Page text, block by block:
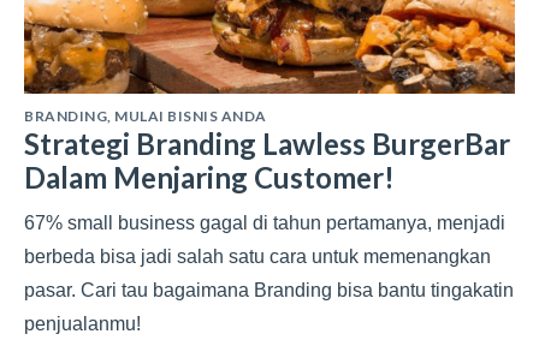
BRANDING, MULAI BISNIS ANDA
Strategi Branding Lawless BurgerBar
Dalam Menjaring Customer!
67% small business gagal di tahun pertamanya, menjadi
berbeda bisa jadi salah satu cara untuk memenangkan
pasar. Cari tau bagaimana Branding bisa bantu tingakatin
penjualanmu!